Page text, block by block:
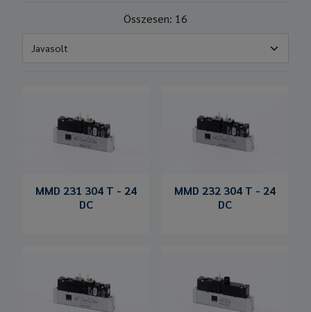
Összesen: 16
MMD 231 304 T - 24
DC
MMD 232 304 T - 24
DC